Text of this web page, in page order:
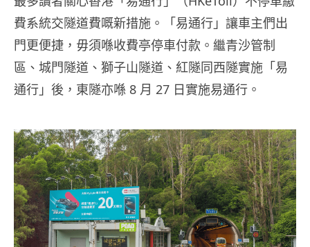
費系統交隧道費嘅新措施。「易通行」讓車主們出
門更便捷，毋須喺收費亭停車付款。繼青沙管制
區、城門隧道、獅子山隧道、紅隧同西隧實施「易
通行」後，東隧亦喺 8 月 27 日實施易通行。